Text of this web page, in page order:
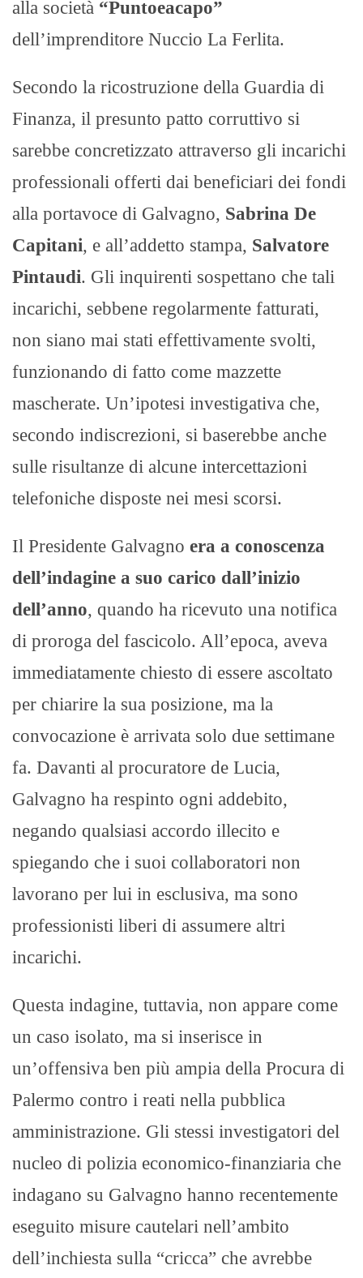
alla società “Puntoeacapo”
dell’imprenditore Nuccio La Ferlita.
Secondo la ricostruzione della Guardia di
Finanza, il presunto patto corruttivo si
sarebbe concretizzato attraverso gli incarichi
professionali offerti dai beneficiari dei fondi
alla portavoce di Galvagno, Sabrina De
Capitani, e all’addetto stampa, Salvatore
Pintaudi. Gli inquirenti sospettano che tali
incarichi, sebbene regolarmente fatturati,
non siano mai stati effettivamente svolti,
funzionando di fatto come mazzette
mascherate. Un’ipotesi investigativa che,
secondo indiscrezioni, si baserebbe anche
sulle risultanze di alcune intercettazioni
telefoniche disposte nei mesi scorsi.
Il Presidente Galvagno era a conoscenza
dell’indagine a suo carico dall’inizio
dell’anno, quando ha ricevuto una notifica
di proroga del fascicolo. All’epoca, aveva
immediatamente chiesto di essere ascoltato
per chiarire la sua posizione, ma la
convocazione è arrivata solo due settimane
fa. Davanti al procuratore de Lucia,
Galvagno ha respinto ogni addebito,
negando qualsiasi accordo illecito e
spiegando che i suoi collaboratori non
lavorano per lui in esclusiva, ma sono
professionisti liberi di assumere altri
incarichi.
Questa indagine, tuttavia, non appare come
un caso isolato, ma si inserisce in
un’offensiva ben più ampia della Procura di
Palermo contro i reati nella pubblica
amministrazione. Gli stessi investigatori del
nucleo di polizia economico-finanziaria che
indagano su Galvagno hanno recentemente
eseguito misure cautelari nell’ambito
dell’inchiesta sulla “cricca” che avrebbe